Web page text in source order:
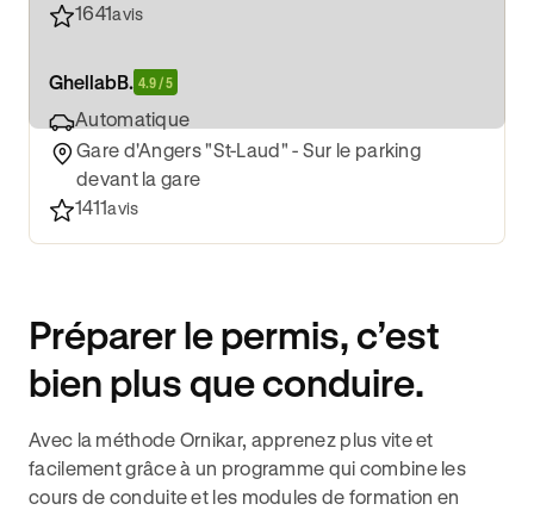
1641avis
GhellabB. 4.9 / 5
Automatique
Gare d'Angers "St-Laud" - Sur le parking
devant la gare
1411avis
Préparer le permis, c’est
bien plus que conduire.
Avec la méthode Ornikar, apprenez plus vite et
facilement grâce à un programme qui combine les
cours de conduite et les modules de formation en